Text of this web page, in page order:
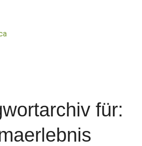
für: